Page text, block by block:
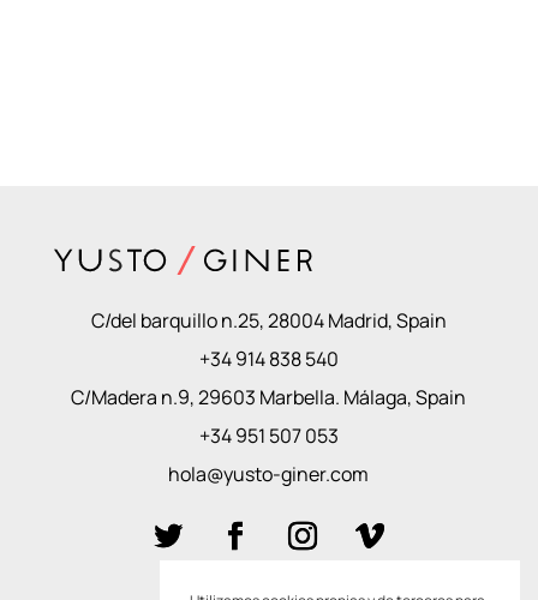
C/del barquillo n.25, 28004 Madrid, Spain
+34 914 838 540
C/Madera n.9, 29603 Marbella. Málaga, Spain
+34 951 507 053
hola@yusto-giner.com